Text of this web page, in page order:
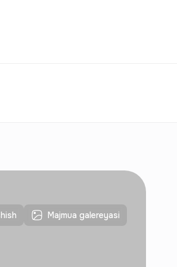
Majmua galereyasi